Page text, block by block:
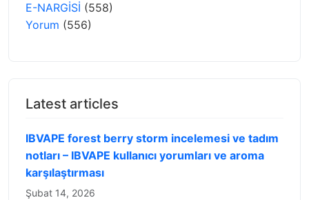
E-NARGİSİ (558)
Yorum (556)
Latest articles
IBVAPE forest berry storm incelemesi ve tadım
notları – IBVAPE kullanıcı yorumları ve aroma
karşılaştırması
Şubat 14, 2026